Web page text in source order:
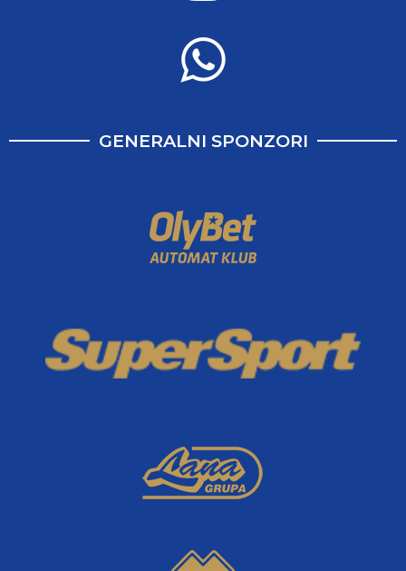
GENERALNI SPONZORI